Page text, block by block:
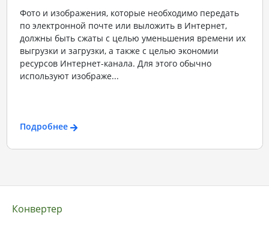
Фото и изображения, которые необходимо передать
по электронной почте или выложить в Интернет,
должны быть сжаты с целью уменьшения времени их
выгрузки и загрузки, а также с целью экономии
ресурсов Интернет-канала. Для этого обычно
используют изображе...
Подробнее
Конвертер